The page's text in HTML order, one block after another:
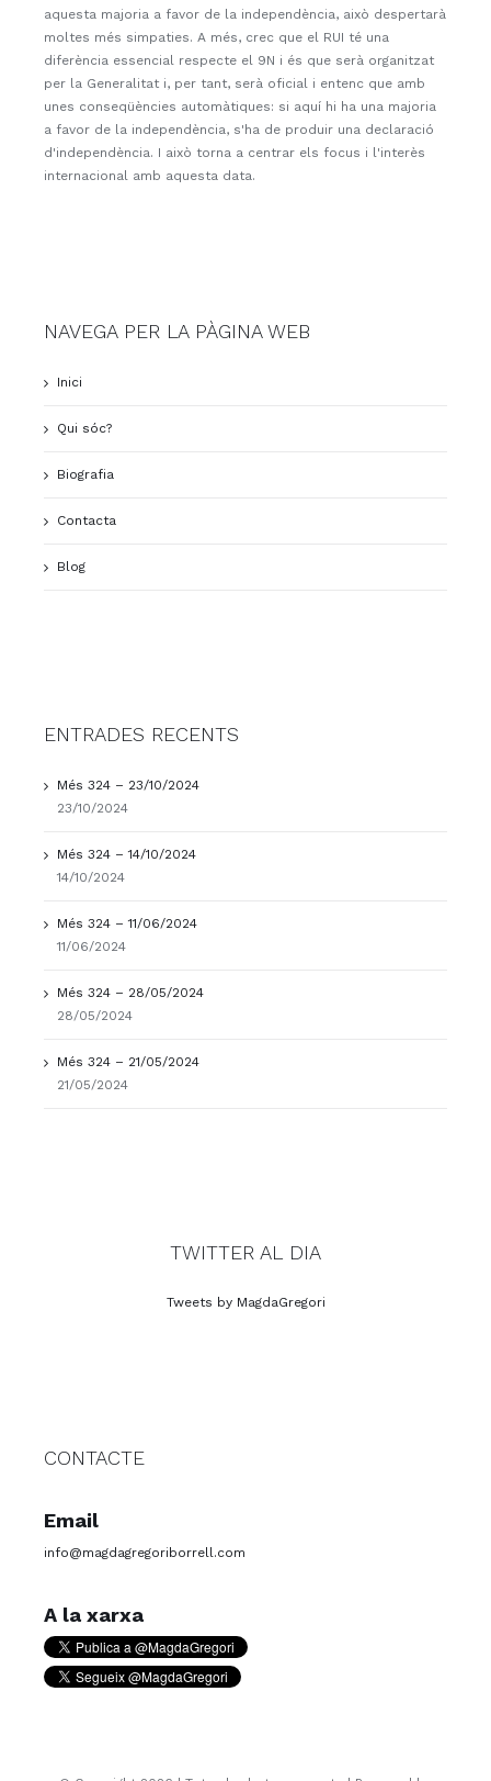
aquesta majoria a favor de la independència, això despertarà
moltes més simpaties. A més, crec que el RUI té una
diferència essencial respecte el 9N i és que serà organitzat
per la Generalitat i, per tant, serà oficial i entenc que amb
unes conseqüències automàtiques: si aquí hi ha una majoria
a favor de la independència, s'ha de produir una declaració
d'independència. I això torna a centrar els focus i l'interès
internacional amb aquesta data.
NAVEGA PER LA PÀGINA WEB
Inici
Qui sóc?
Biografia
Contacta
Blog
ENTRADES RECENTS
Més 324 – 23/10/2024
23/10/2024
Més 324 – 14/10/2024
14/10/2024
Més 324 – 11/06/2024
11/06/2024
Més 324 – 28/05/2024
28/05/2024
Més 324 – 21/05/2024
21/05/2024
TWITTER AL DIA
Tweets by MagdaGregori
CONTACTE
Email
info@magdagregoriborrell.com
A la xarxa